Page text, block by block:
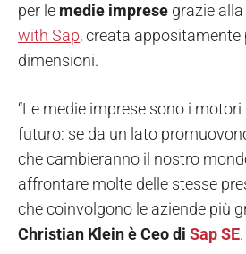
per le medie imprese grazie
with Sap, creata appositamente
dimensioni.
“Le medie imprese sono i motori
futuro: se da un lato
che cambieranno il nostro
affrontare molte delle stesse
che coinvolgono le aziende più
Christian Klein è Ceo di Sap SE.